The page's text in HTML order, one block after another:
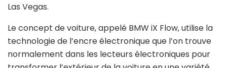
Las Vegas.
Le concept de voiture, appelé BMW iX Flow, utilise la
technologie de l’encre électronique que l’on trouve
normalement dans les lecteurs électroniques pour